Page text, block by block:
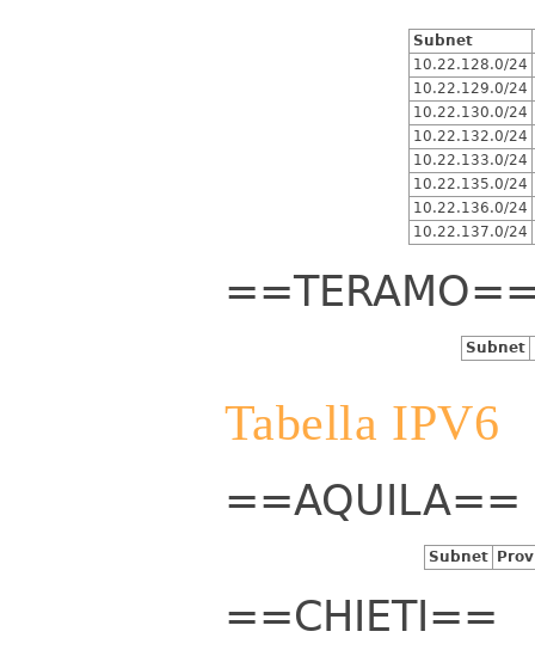
Subnet
10.22.128.0/24
10.22.129.0/24
10.22.130.0/24
10.22.132.0/24
10.22.133.0/24
10.22.135.0/24
10.22.136.0/24
10.22.137.0/24
Subnet
Tabella IPV6
==AQUILA==
Subnet
==CHIETI==